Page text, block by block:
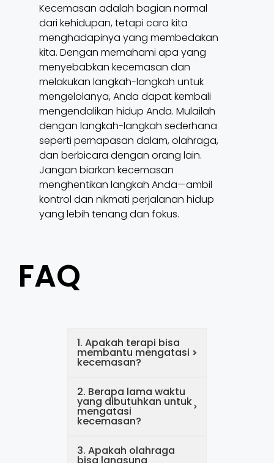
Kecemasan adalah bagian normal
dari kehidupan, tetapi cara kita
menghadapinya yang membedakan
kita. Dengan memahami apa yang
menyebabkan kecemasan dan
melakukan langkah-langkah untuk
mengelolanya, Anda dapat kembali
mengendalikan hidup Anda. Mulailah
dengan langkah-langkah sederhana
seperti pernapasan dalam, olahraga,
dan berbicara dengan orang lain.
Jangan biarkan kecemasan
menghentikan langkah Anda—ambil
kontrol dan nikmati perjalanan hidup
yang lebih tenang dan fokus.
FAQ
1. Apakah terapi bisa
membantu mengatasi
kecemasan?
2. Berapa lama waktu
yang dibutuhkan untuk
mengatasi
kecemasan?
3. Apakah olahraga
bisa langsung